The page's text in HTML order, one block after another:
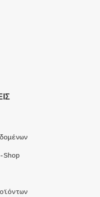
Shop